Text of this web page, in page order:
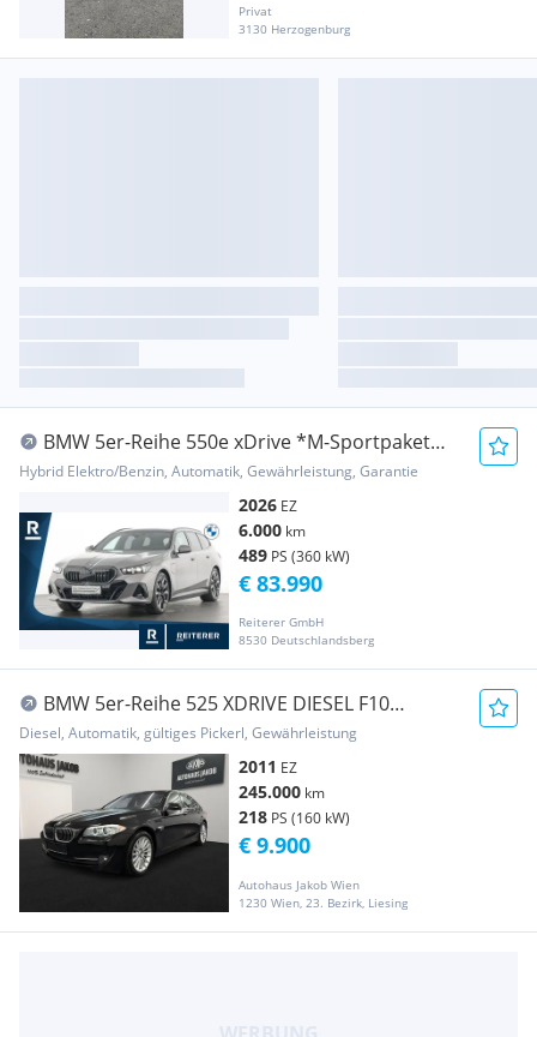
Privat
3130 Herzogenburg
BMW 5er-Reihe 550e xDrive *M-Sportpaket
Pro *Panoramadach *AHK
Hybrid Elektro/Benzin, Automatik, Gewährleistung, Garantie
2026 EZ
6.000 km
489 PS (360 kW)
Reiterer GmbH
8530 Deutschlandsberg
€ 83.990
BMW 5er-Reihe 525 XDRIVE DIESEL F10
****AUTOMATIK-TEMPOMAT-KA...
Diesel, Automatik, gültiges Pickerl, Gewährleistung
2011 EZ
245.000 km
218 PS (160 kW)
Autohaus Jakob Wien
1230 Wien, 23. Bezirk, Liesing
€ 9.900